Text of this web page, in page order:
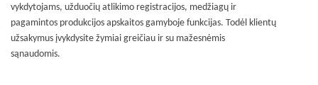
vykdytojams, užduočių atlikimo registracijos, medžiagų ir
pagamintos produkcijos apskaitos gamyboje funkcijas. Todėl klientų
užsakymus įvykdysite žymiai greičiau ir su mažesnėmis
sąnaudomis.